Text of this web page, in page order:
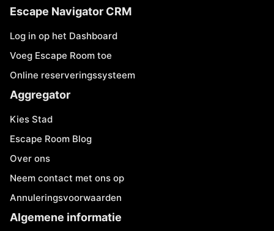
Escape Navigator CRM
Log in op het Dashboard
Voeg Escape Room toe
Online reserveringssysteem
Aggregator
Kies Stad
Escape Room Blog
Over ons
Neem contact met ons op
Annuleringsvoorwaarden
Algemene informatie